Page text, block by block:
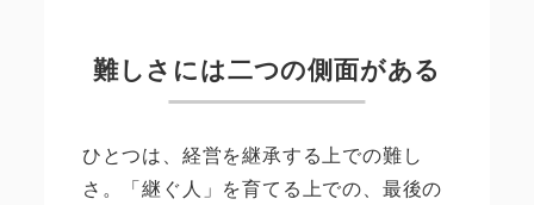
難しさには二つの側面がある
ひとつは、経営を継承する上での難し
さ。「継ぐ人」を育てる上での、最後の